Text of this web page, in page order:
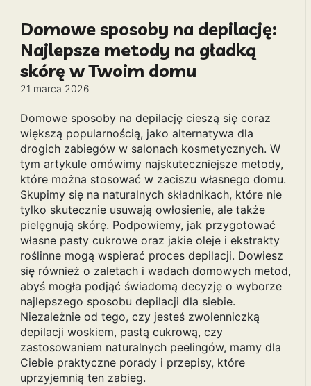
Domowe sposoby na depilację:
Najlepsze metody na gładką
skórę w Twoim domu
21 marca 2026
Domowe sposoby na depilację cieszą się coraz
większą popularnością, jako alternatywa dla
drogich zabiegów w salonach kosmetycznych. W
tym artykule omówimy najskuteczniejsze metody,
które można stosować w zaciszu własnego domu.
Skupimy się na naturalnych składnikach, które nie
tylko skutecznie usuwają owłosienie, ale także
pielęgnują skórę. Podpowiemy, jak przygotować
własne pasty cukrowe oraz jakie oleje i ekstrakty
roślinne mogą wspierać proces depilacji. Dowiesz
się również o zaletach i wadach domowych metod,
abyś mogła podjąć świadomą decyzję o wyborze
najlepszego sposobu depilacji dla siebie.
Niezależnie od tego, czy jesteś zwolenniczką
depilacji woskiem, pastą cukrową, czy
zastosowaniem naturalnych peelingów, mamy dla
Ciebie praktyczne porady i przepisy, które
uprzyjemnią ten zabieg.